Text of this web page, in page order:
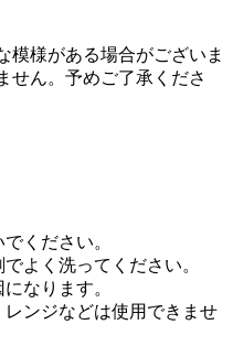
様がある場合がございま
せん。予めご了承くださ
ください。
よく洗ってください。
なります。
ンジなどは使用できませ